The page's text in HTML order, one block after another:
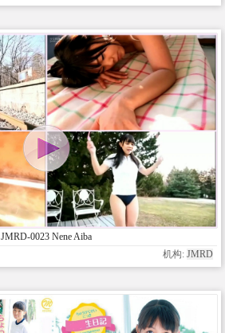
JMRD-0023 Nene Aiba
机构: JMRD